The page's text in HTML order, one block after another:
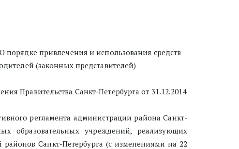
порядке привлечения и использования средств
(законных представителей)
Правительства Санкт-Петербурга от 31.12.2014
регламента администрации района Санкт-
образовательных учреждений, реализующих
Санкт-Петербурга (с изменениями на 22